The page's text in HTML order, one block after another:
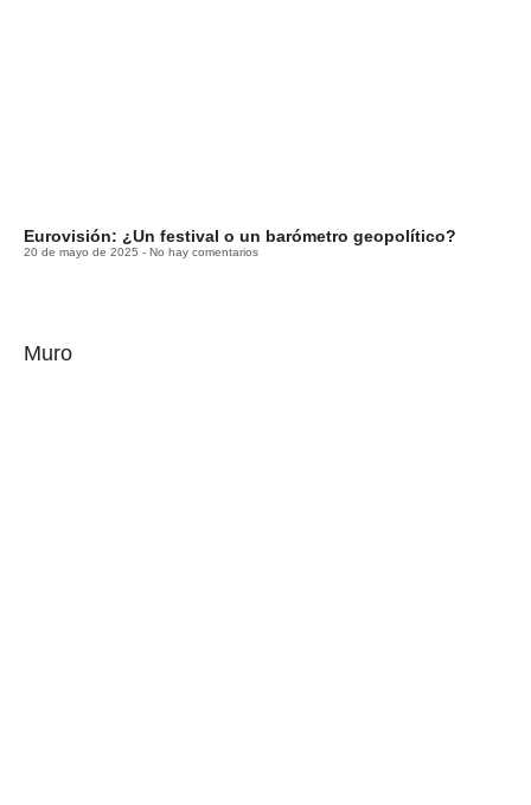
Eurovisión: ¿Un festival o un barómetro geopolítico?
20 de mayo de 2025 No hay comentarios
Muro